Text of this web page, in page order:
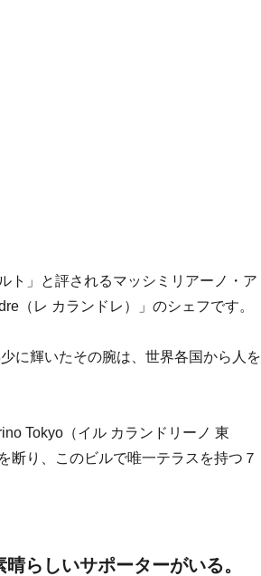
ト」と評されるマッシミリアーノ・ア
（レ カランドレ）」のシェフです。
に輝いたその腕は、世界各国から人を
Tokyo（イル カランドリーノ 東
断り、このビルで唯一テラスを持つ７
らしいサポーターがいる。